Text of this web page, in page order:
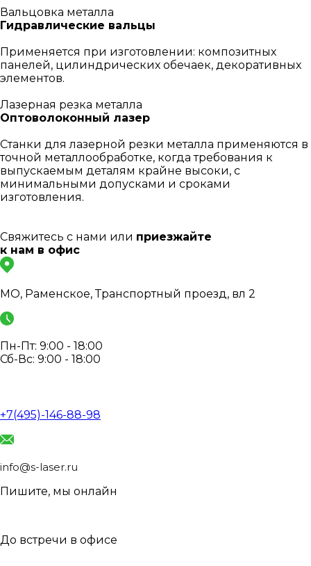
Вальцовка металла
Гидравлические вальцы
Применяется при изготовлении: композитных
панелей, цилиндрических обечаек, декоративных
элементов.
Лазерная резка металла
Оптоволоконный лазер
Станки для лазерной резки металла применяются в
точной металлообработке, когда требования к
выпускаемым деталям крайне высоки, с
минимальными допусками и сроками
изготовления.
Свяжитесь с нами или приезжайте
к нам в офис
МО, Раменское, Транспортный проезд, вл 2
Пн-Пт: 9:00 - 18:00
Сб-Вс: 9:00 - 18:00
+7(495)-146-88-98
info@s-laser.ru
Пишите, мы онлайн
До встречи в офисе